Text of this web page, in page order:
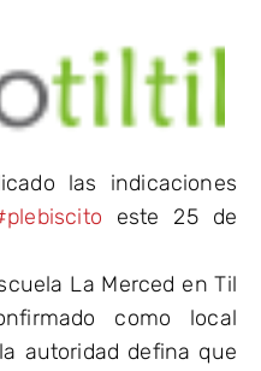
las indicaciones
plebiscito este 25 de
La Merced en Til
como local
autoridad defina que